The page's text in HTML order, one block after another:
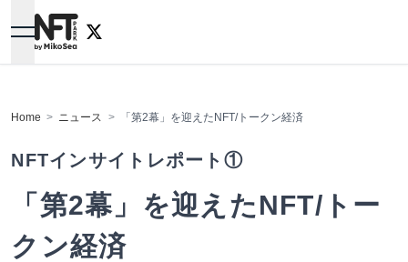
Home ニュース 「第2幕」を迎えたNFT/トークン経済
NFTインサイトレポート①
「第2幕」を迎えたNFT/トー
クン経済